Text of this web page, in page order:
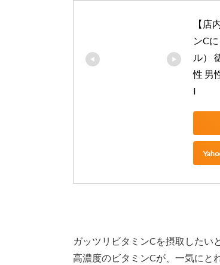
【店
ンC
ル）
性 男
l
ガッツリビタミンCを摂取したい
高濃度のビタミンCが、一気にと